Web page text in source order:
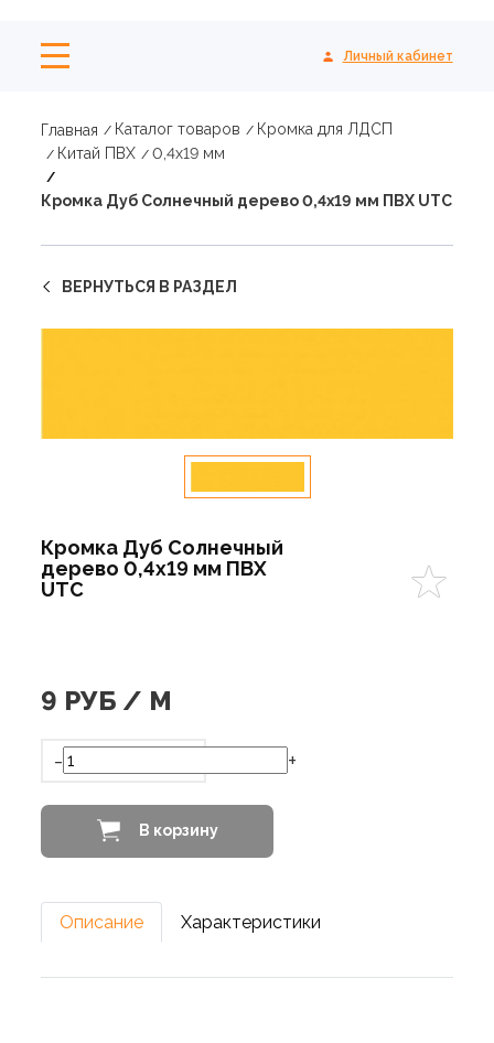
Личный кабинет
Главная Каталог товаров
Кромка для ЛДСП
Китай ПВХ
0,4х19 мм
Кромка Дуб Солнечный дерево 0,4х19 мм ПВХ UTC
ВЕРНУТЬСЯ В РАЗДЕЛ
Кромка Дуб Солнечный
дерево 0,4х19 мм ПВХ
UTC
9 РУБ / М
- +
В корзину
Описание Характеристики